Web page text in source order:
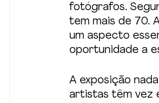
fotógrafos.
tem mais de 70.
um aspecto
oportunidade a
A exposição
artistas têm vez